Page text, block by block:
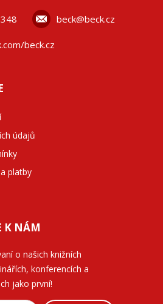
beck@beck.cz
beck.cz
údajů
platby
K NÁM
o našich knižních
konferencích a
jako první!